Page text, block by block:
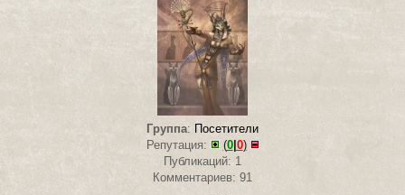
Группа: Посетители
Репутация:
(0| 0)
Публикаций: 1
Комментариев: 91